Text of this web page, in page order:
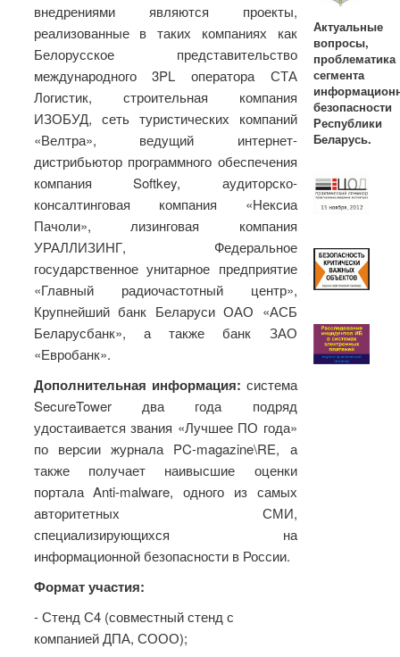
внедрениями являются проекты,
реализованные в таких компаниях как
Белорусское представительство
международного 3PL оператора СТА
Логистик, строительная компания
ИЗОБУД, сеть туристических компаний
«Велтра», ведущий интернет-
дистрибьютор программного обеспечения
компания Softkey, аудиторско-
консалтинговая компания «Нексиа
Пачоли», лизинговая компания
УРАЛЛИЗИНГ, Федеральное
государственное унитарное предприятие
«Главный радиочастотный центр»,
Крупнейший банк Беларуси ОАО «АСБ
Беларусбанк», а также банк ЗАО
«Евробанк».
Дополнительная информация: система
SecureTower два года подряд
удостаивается звания «Лучшее ПО года»
по версии журнала PC-magazine\RE, а
также получает наивысшие оценки
портала Anti-malware, одного из самых
авторитетных СМИ,
специализирующихся на
информационной безопасности в России.
Формат участия:
- Стенд С4 (совместный стенд с
компанией ДПА, СООО);
Актуальные
вопросы,
проблематика
сегмента
безопасности
Республики
Беларусь.